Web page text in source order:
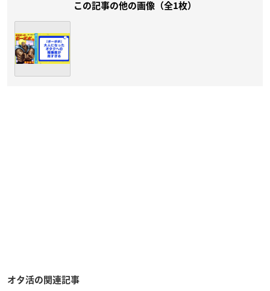
この記事の他の画像（全1枚）
オタ活の関連記事